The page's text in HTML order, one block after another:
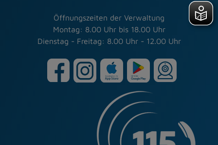
Öffnungszeiten der Verwaltung
Montag: 8.00 Uhr bis 18.00 Uhr
Dienstag - Freitag: 8.00 Uhr - 12.00 Uhr